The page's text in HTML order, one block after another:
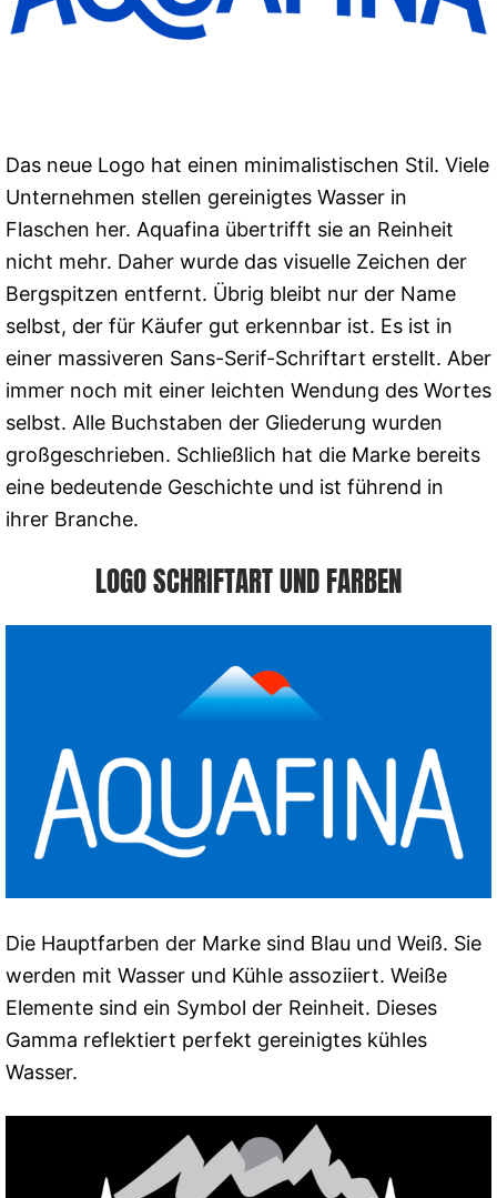
Das neue Logo hat einen minimalistischen Stil. Viele
Unternehmen stellen gereinigtes Wasser in
Flaschen her. Aquafina übertrifft sie an Reinheit
nicht mehr. Daher wurde das visuelle Zeichen der
Bergspitzen entfernt. Übrig bleibt nur der Name
selbst, der für Käufer gut erkennbar ist. Es ist in
einer massiveren Sans-Serif-Schriftart erstellt. Aber
immer noch mit einer leichten Wendung des Wortes
selbst. Alle Buchstaben der Gliederung wurden
großgeschrieben. Schließlich hat die Marke bereits
eine bedeutende Geschichte und ist führend in
ihrer Branche.
LOGO SCHRIFTART UND FARBEN
Die Hauptfarben der Marke sind Blau und Weiß. Sie
werden mit Wasser und Kühle assoziiert. Weiße
Elemente sind ein Symbol der Reinheit. Dieses
Gamma reflektiert perfekt gereinigtes kühles
Wasser.